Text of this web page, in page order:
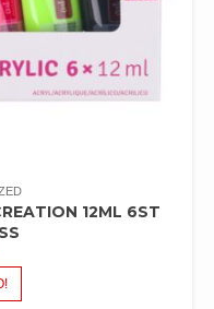
12ML 6ST